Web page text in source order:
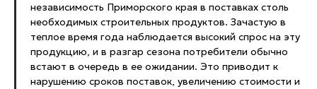
независимость Приморского края в поставках столь
необходимых строительных продуктов. Зачастую в
теплое время года наблюдается высокий спрос на эту
продукцию, и в разгар сезона потребители обычно
встают в очередь в ее ожидании. Это приводит к
нарушению сроков поставок, увеличению стоимости и